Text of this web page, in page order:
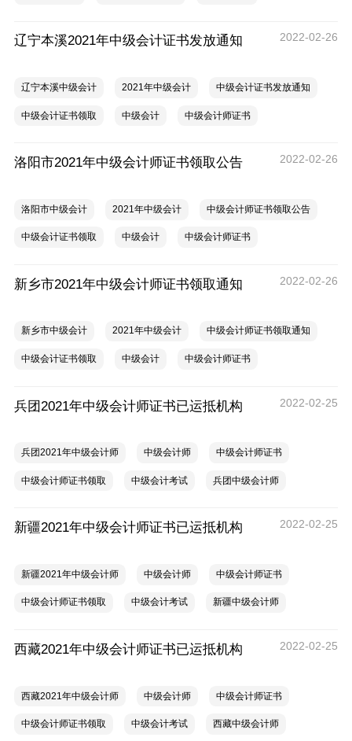
辽宁本溪2021年中级会计证书发放通知 2022-02-26
辽宁本溪中级会计 2021年中级会计 中级会计证书发放通知
中级会计证书领取 中级会计 中级会计师证书
洛阳市2021年中级会计师证书领取公告 2022-02-26
洛阳市中级会计 2021年中级会计 中级会计师证书领取公告
中级会计证书领取 中级会计 中级会计师证书
新乡市2021年中级会计师证书领取通知 2022-02-26
新乡市中级会计 2021年中级会计 中级会计师证书领取通知
中级会计证书领取 中级会计 中级会计师证书
兵团2021年中级会计师证书已运抵机构 2022-02-25
兵团2021年中级会计师 中级会计师 中级会计师证书
中级会计师证书领取 中级会计考试 兵团中级会计师
新疆2021年中级会计师证书已运抵机构 2022-02-25
新疆2021年中级会计师 中级会计师 中级会计师证书
中级会计师证书领取 中级会计考试 新疆中级会计师
西藏2021年中级会计师证书已运抵机构 2022-02-25
西藏2021年中级会计师 中级会计师 中级会计师证书
中级会计师证书领取 中级会计考试 西藏中级会计师